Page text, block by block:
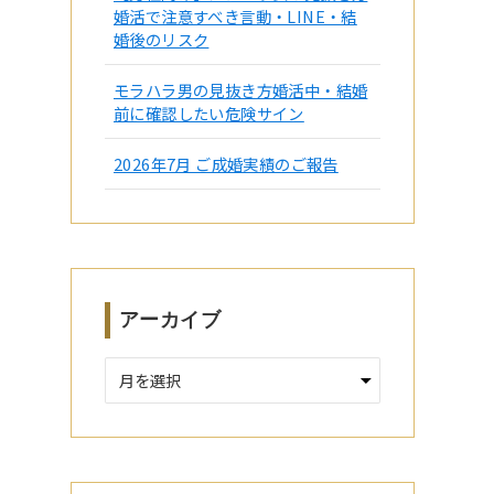
婚活で注意すべき言動・LINE・結
婚後のリスク
モラハラ男の見抜き方婚活中・結婚
前に確認したい危険サイン
2026年7月 ご成婚実績のご報告
アーカイブ
ー
イ